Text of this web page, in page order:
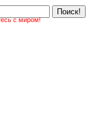
с миром!